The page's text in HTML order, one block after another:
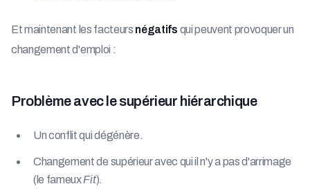
Et maintenant les facteurs négatifs qui peuvent provoquer un
changement d'emploi :
Problème avec le supérieur hiérarchique
Un conflit qui dégénère.
Changement de supérieur avec qui il n'y a pas d'arrimage
(le fameuxFit).